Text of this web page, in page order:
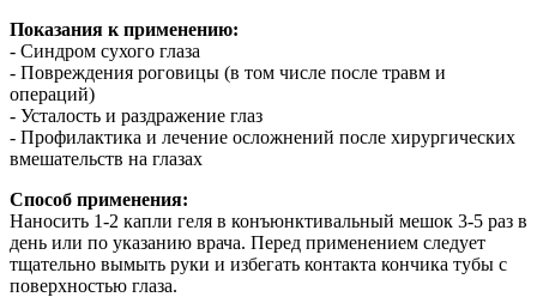
Показания к применению:
- Синдром сухого глаза
- Повреждения роговицы (в том числе после травм и
операций)
- Усталость и раздражение глаз
- Профилактика и лечение осложнений после хирургических
вмешательств на глазах
Способ применения:
Наносить 1-2 капли геля в конъюнктивальный мешок 3-5 раз в
день или по указанию врача. Перед применением следует
тщательно вымыть руки и избегать контакта кончика тубы с
поверхностью глаза.